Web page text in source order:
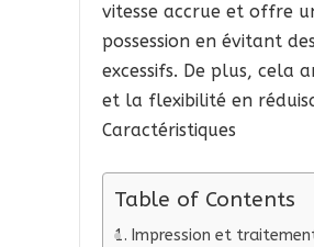
vitesse accrue et offre
possession en évitant
excessifs. De plus, cela
et la flexibilité en
Caractéristiques
Table of Contents
Impression et